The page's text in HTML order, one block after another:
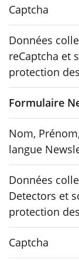
Captcha
Données
reCaptcha et
protection
Formulaire
Nom,
langue
Données
Detectors et
protection
Captcha